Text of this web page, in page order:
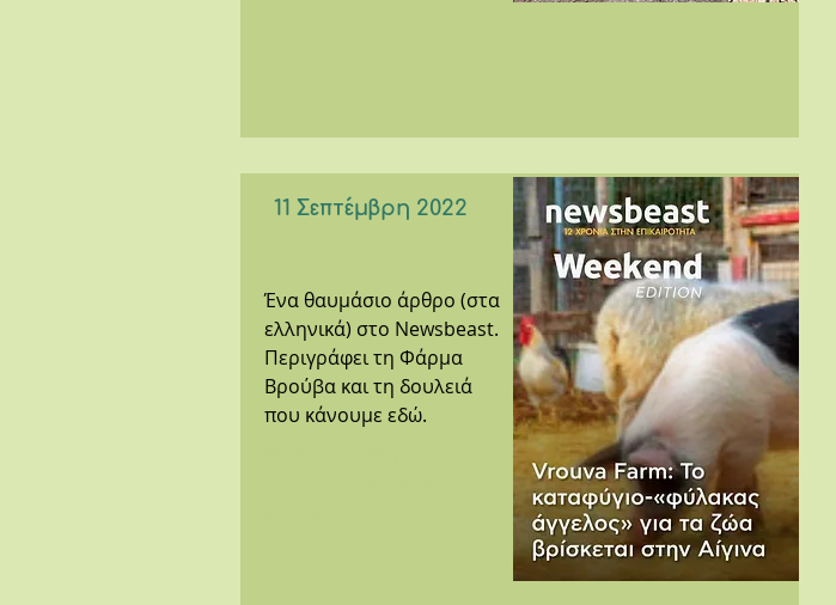
11 Σεπτέμβρη 2022
Ένα θαυμάσιο άρθρο (στα
ελληνικά) στο Newsbeast.
Περιγράφει τη Φάρμα
Βρούβα και τη δουλειά
που κάνουμε εδώ.